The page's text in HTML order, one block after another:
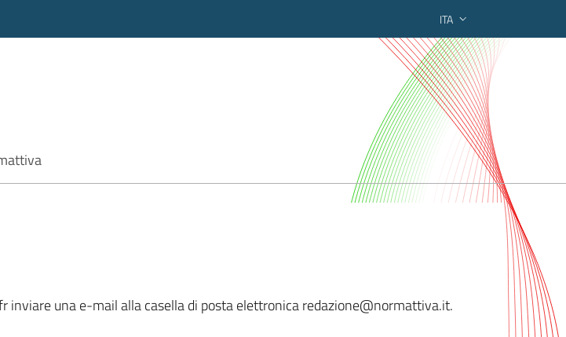
ITA
di ricerca federato regionale
una e-mail alla casella di posta elettronica redazione@normattiva.it.